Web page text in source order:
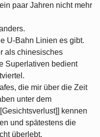
paar Jahren nicht mehr
U-Bahn Linien es gibt.
als chinesisches
Superlativen bedient
die mir über die Zeit
unter dem
kennen
und spätestens die
überlebt.